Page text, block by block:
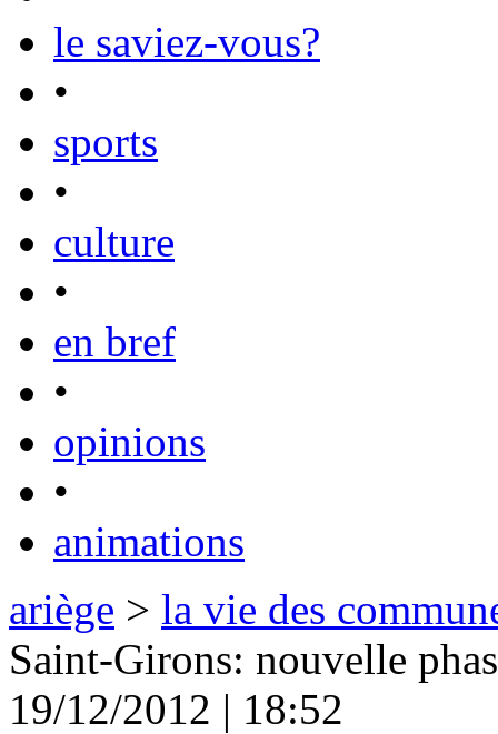
le saviez-vous?
•
sports
•
culture
•
en bref
•
opinions
•
animations
ariège > la vie des
Saint-Girons: nouvelle
19/12/2012 | 18:52